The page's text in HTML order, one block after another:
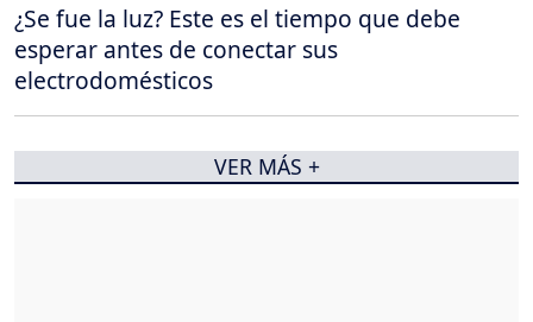
¿Se fue la luz? Este es el tiempo que debe
esperar antes de conectar sus
electrodomésticos
VER MÁS +